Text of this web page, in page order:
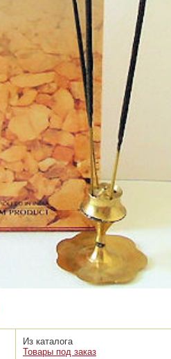
Из каталога
Товары под заказ